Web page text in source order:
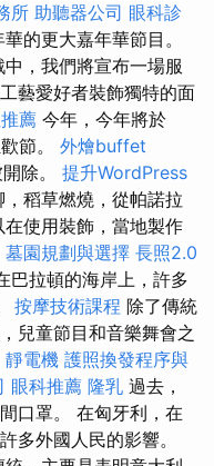
所 助聽器公司 眼科診
的更大嘉年華節目。
，我們將宣布一場服
藝愛好者裝飾獨特的面
薦 今年，今年將於
節。 外燴buffet
除。 提升WordPress
稻草燃燒，從帕諾拉
使用裝飾，當地製作
墓園規劃與選擇 長照2.0
巴拉頓的海岸上，許多
按摩技術課程 除了傳統
兒童節目和音樂舞會之
靜電機 護照換發程序與
眼科推薦 隆乳 過去，
口罩。 在匈牙利，在
多外國人民的影響。